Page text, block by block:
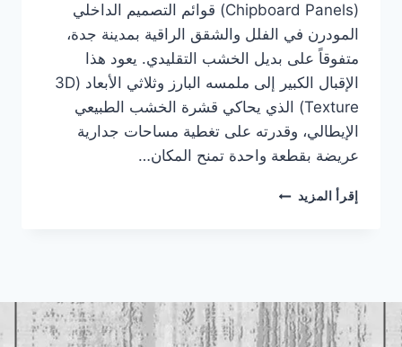
(Chipboard Panels) قوائم التصميم الداخلي
المودرن في الفلل والشقق الراقية بمدينة جدة،
متفوقاً على بديل الخشب التقليدي. يعود هذا
الإقبال الكبير إلى ملمسه البارز وثلاثي الأبعاد (3D
Texture) الذي يحاكي قشرة الخشب الطبيعي
الإيطالي، وقدرته على تغطية مساحات جدارية
عريضة بقطعة واحدة تمنح المكان…
إقرأ المزيد بديل
الشيبورد
جده
|